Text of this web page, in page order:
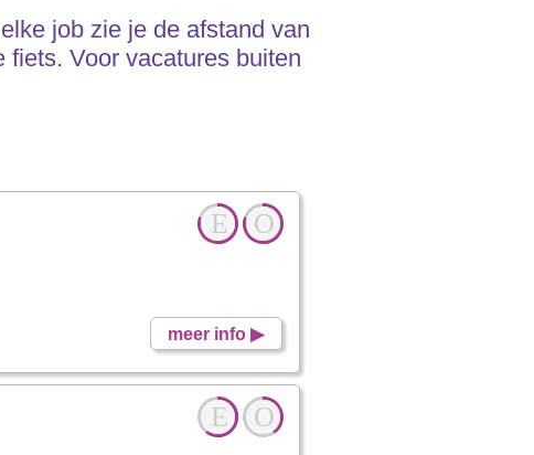
job zie je de afstand van
Voor vacatures buiten
O
E
meer info ▶
O
E